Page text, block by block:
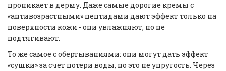
проникает в дерму. Даже самые дорогие кремы с
«антивозрастными» пептидами дают эффект только на
поверхности кожи - они увлажняют, но не
подтягивают.
То же самое с обертываниями: они могут дать эффект
«сушки» за счет потери воды, но это не упругость. Через